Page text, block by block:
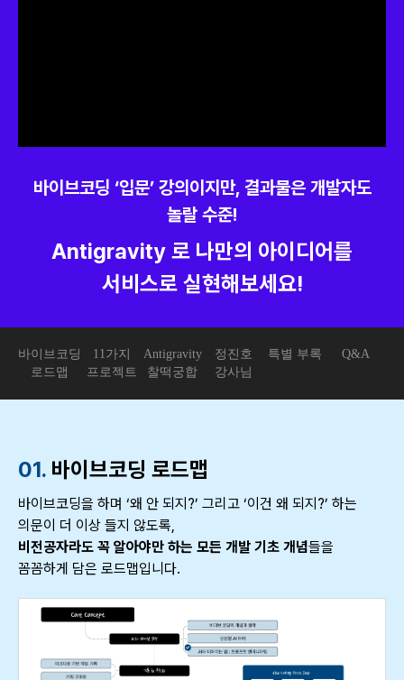
바이브코딩 ‘입문’ 강의이지만, 결과물은 개발자도
놀랄 수준!
Antigravity 로 나만의 아이디어를
서비스로 실현해보세요!
바이브코딩
로드맵
11가지
프로젝트
Antigravity
찰떡궁합
정진호
강사님
특별 부록 Q&A
01. 바이브코딩 로드맵
바이브코딩을 하며 ‘왜 안 되지?’ 그리고 ‘이건 왜 되지?’ 하는
의문이 더 이상 들지 않도록,
비전공자라도 꼭 알아야만 하는 모든 개발 기초 개념들을
꼼꼼하게 담은 로드맵입니다.